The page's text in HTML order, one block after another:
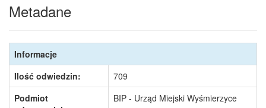
Metadane
Informacje
Ilość odwiedzin:
709
Podmiot
BIP - Urząd Miejski Wyśmierzyce